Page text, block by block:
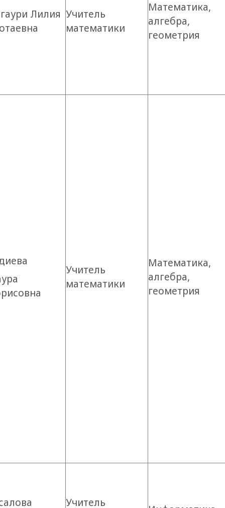
Лилия Учитель
математики
Математика,
алгебра,
геометрия
Учитель
математики
Математика,
алгебра,
геометрия
Учитель